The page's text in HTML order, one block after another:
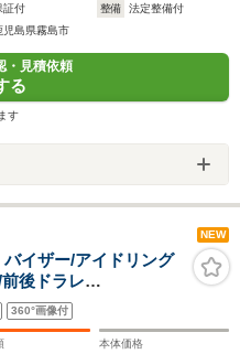
証付 整備
法定整備付
児島県霧島市
・見積依頼
る
す
NEW
イザー/アイドリング
後ドラレ
スプレイオーディオ/
/AUTOライト/AUTO
360°画像付
本体価格